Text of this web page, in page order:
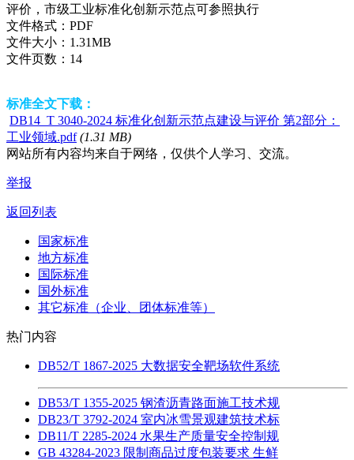
评价，市级工业标准化创新示范点可参照执行
文件格式： PDF
文件大小： 1.31MB
文件页数： 14
标准全文下载：
DB14_T 3040-2024 标准化创新示范点建设与评价 第2部分：
工业领域.pdf (1.31 MB)
网站所有内容均来自于网络，仅供个人学习、交流。
举报
返回列表
国家标准
地方标准
国际标准
国外标准
其它标准（企业、团体标准等）
热门内容
DB52/T 1867-2025 大数据安全靶场软件系统
DB53/T 1355-2025 钢渣沥青路面施工技术规
DB23/T 3792-2024 室内冰雪景观建筑技术标
DB11/T 2285-2024 水果生产质量安全控制规
GB 43284-2023 限制商品过度包装要求 生鲜